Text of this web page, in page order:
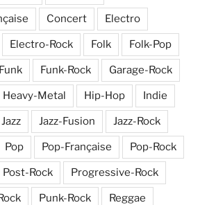
Concert Electro
Electro-Rock Folk Folk-Pop
Funk Funk-Rock Garage-Rock
Heavy-Metal Hip-Hop Indie
Jazz Jazz-Fusion Jazz-Rock
Pop Pop-Française Pop-Rock
Post-Rock Progressive-Rock
Punk-Rock Reggae